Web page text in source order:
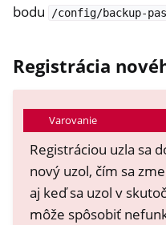
bodu
/config/backup-
Registrácia
Varovanie
Registráciou uzla sa
nový uzol, čím sa
aj keď sa uzol v
môže spôsobiť